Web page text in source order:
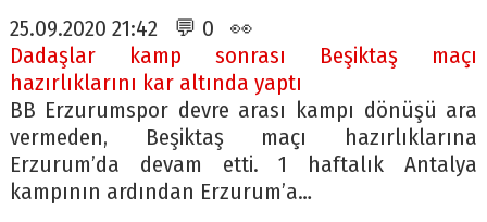
25.09.2020 21:42 💬 0 👀
Dadaşlar kamp sonrası Beşiktaş maçı
hazırlıklarını kar altında yaptı
BB Erzurumspor devre arası kampı dönüşü ara
vermeden, Beşiktaş maçı hazırlıklarına
Erzurum’da devam etti. 1 haftalık Antalya
kampının ardından Erzurum’a…